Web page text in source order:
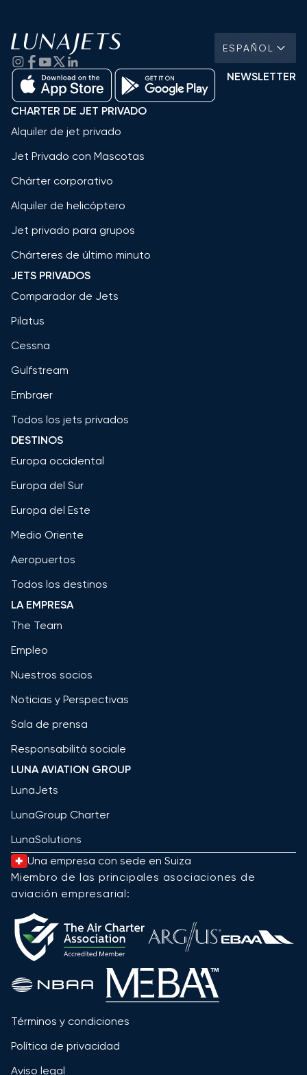
ESPAÑOL
NEWSLETTER
CHARTER DE JET PRIVADO
Alquiler de jet privado
Jet Privado con Mascotas
Chárter corporativo
Alquiler de helicóptero
Jet privado para grupos
Chárteres de último minuto
JETS PRIVADOS
Comparador de Jets
Pilatus
Cessna
Gulfstream
Embraer
Todos los jets privados
DESTINOS
Europa occidental
Europa del Sur
Europa del Este
Medio Oriente
Aeropuertos
Todos los destinos
LA EMPRESA
The Team
Empleo
Nuestros socios
Noticias y Perspectivas
Sala de prensa
Responsabilità sociale
LUNA AVIATION GROUP
LunaJets
LunaGroup Charter
LunaSolutions
Una empresa con sede en Suiza
Miembro de las principales asociaciones de
aviación empresarial:
Términos y condiciones
Política de privacidad
Aviso legal